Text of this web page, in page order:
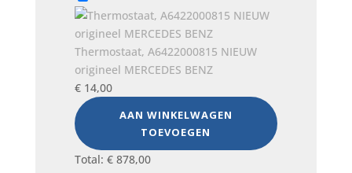
Thermostaat, A6422000815 NIEUW
origineel MERCEDES BENZ
€14,00
AAN WINKELWAGEN
TOEVOEGEN
Total: €878,00